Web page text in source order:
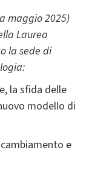
maggio 2025)
Laurea
la sede di
la sfida delle
modello di
e